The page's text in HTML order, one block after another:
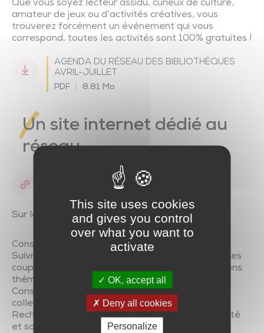
Que vous soyez lecteur assidu, curieux de culture,
amateur de jeux ou d’activités créatives, vous
trouverez forcément un événement qui vous
correspond, toutes les activités sont 100% gratuites !
AGENDA DU RÉSEAU DES BIBLIOTHÈQUES
AVRIL-JUILLET
PDF 8.81 Mo
Un site internet dédié au
réseau
Découvrir le site internet
Sur le site, vous pouvez :
Consulter nos actualités et animations
Suivre les nouveautés dans le réseau, découvrir les
coups de cœur du comité de lecture, des sélections
thématiques
Consulter les valises d’animation dédiées aux
collectivités
Rechercher un document, connaître sa disponibilité
et sa localisation
This site uses cookies
and gives you control
over what you want to
activate
OK, accept all
Deny all cookies
Personalize